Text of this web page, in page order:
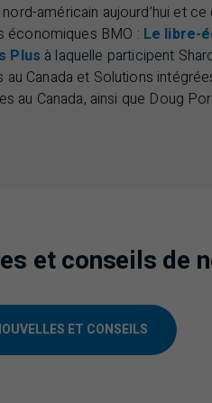
américain aujourd’hui et
économiques BMO : Le libre-
Plus à laquelle participent
Canada et Solutions
au Canada, ainsi que Doug
et conseils de
ET CONSEILS